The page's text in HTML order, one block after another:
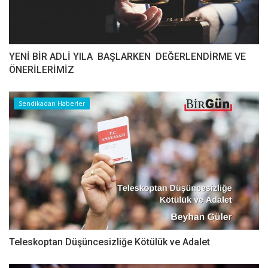
YENİ BİR ADLİ YILA BAŞLARKEN DEĞERLENDİRME VE
ÖNERİLERİMİZ
Sendikadan Haberler
Teleskoptan Düşüncesizliğe Kötülük ve Adalet